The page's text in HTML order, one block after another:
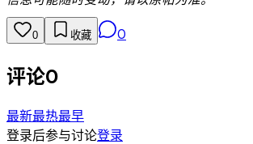
0 收藏 0
评论0
最新最热最早
登录后参与讨论登录